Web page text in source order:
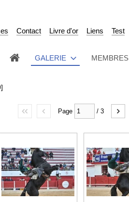
GALERIE MEMBRES
Page / 3
Contact Livre d'or Liens Test